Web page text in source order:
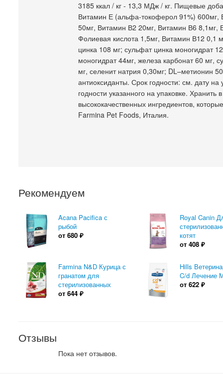
3185 ккал / кг - 13,3 МДж / кг. Пищевые
Витамин Е (альфа-токоферол 91%) 600мг,
50мг, Витамин В2 20мг, Витамин В6
Фолиевая кислота 1,5мг, Витамин В12 0,1
цинка 108 мг; сульфат цинка моногидрат
моногидрат 44мг, железа карбонат 60 мг,
мг, селенит натрия 0,30мг; DL–метионин
антиоксиданты. Срок годности: см. дату
годности указанного на упаковке.
высококачественных ингредиентов,
Farmina Pet Foods, Италия.
Рекомендуем
Acana Pacifica с
рыбой
от 680 ₽
Royal Canin
котят
от408 ₽
Farmina N&D Курица с
гранатом для
стерилизованных
от 644 ₽
Hills
C/d Лечение
от622 ₽
Отзывы
Пока нет отзывов.